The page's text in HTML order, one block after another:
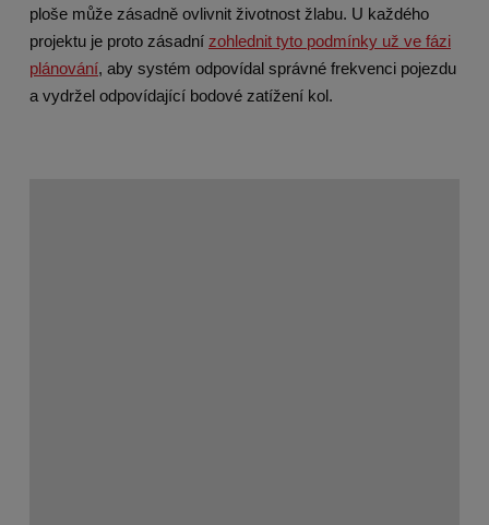
ploše může zásadně ovlivnit životnost žlabu. U každého
projektu je proto zásadní zohlednit tyto podmínky už ve fázi
plánování, aby systém odpovídal správné frekvenci pojezdu
a vydržel odpovídající bodové zatížení kol.